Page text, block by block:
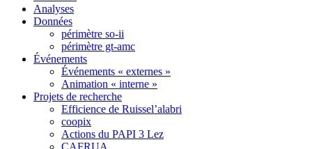
Analyses
Données
périmètre so-ii
périmètre gt-amc
Événements
Événements « externes »
Animation « interne »
Projets de recherche
Efficience de Ruissel’alabri
coopix
Actions du PAPI 3 Lez
CAFRUA